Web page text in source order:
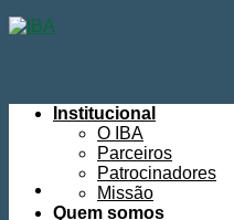
Skip
to
Institucional
O IBA
Parceiros
Patrocinadores
Missão
Quem somos